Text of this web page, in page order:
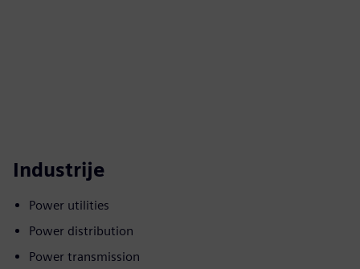
Industrije
Power utilities
Power distribution
Power transmission